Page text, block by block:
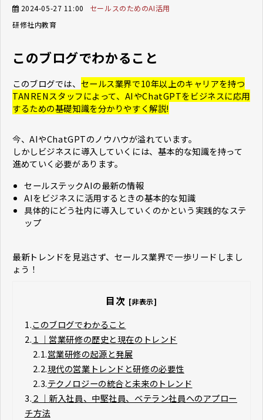
2024-05-27 11:00
セールスのためのAI活用
研修社内教育
このブログでわかること
このブログでは、 セールス業界で10年以上のキャリアを持つ
TANRENスタッフによって、AIやChatGPTをビジネスに応用
するための基礎知識を分かりやすく解説!
今、AIやChatGPTのノウハウが溢れています。
しかしビジネスに導入していくには、基本的な知識を持って
進めていく必要があります。
セールステックAIの最新の情報
AIをビジネスに活用するときの基本的な知識
具体的にどう社内に導入していくのかという実践的なステ
ップ
最新トレンドを見逃さず、セールス業界で一歩リードしまし
ょう！
目次 [非表示]
1.このブログでわかること
2. １｜営業研修の歴史と現在のトレンド
2.1.営業研修の起源と発展
2.2.現代の営業トレンドと研修の必要性
2.3.テクノロジーの統合と未来のトレンド
3.２｜新入社員、中堅社員、ベテラン社員へのアプロー
チ方法